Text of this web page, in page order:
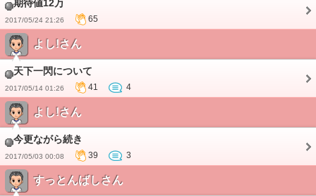
期待値12万
2017/05/24 21:26 65
よし!さん
天下一閃について
2017/05/14 01:26 41 4
よし!さん
今更ながら続き
2017/05/03 00:08 39 3
すっとんばしさん